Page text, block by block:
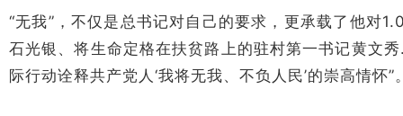
“无我”，不仅是总书记对自己的要求，更承载了他对
石光银、将生命定格在扶贫路上的驻村第一书记黄文
际行动诠释共产党人‘我将无我、不负人民’的崇高情怀”